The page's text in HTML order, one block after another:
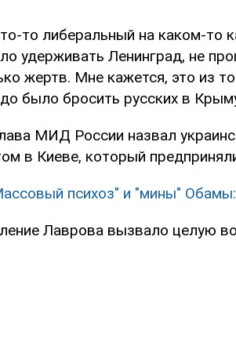
то либеральный на каком-то
удерживать Ленинград, не
жертв. Мне кажется, это из
было бросить русских в
МИД России назвал
в Киеве, который
психоз" и "мины"
Лаврова вызвало целую